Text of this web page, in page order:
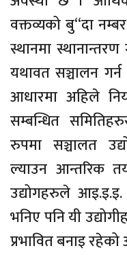
वक्तव्यको बु“दा
स्थानमा
यथावत सञ्चालन
आधारमा अहिले
सम्बन्धित
रुपमा सञ्चालत
ल्याउन आन्तरिक
उद्योगहरुले
भनिए पनि यी
प्रभावित बनाइ रहेको